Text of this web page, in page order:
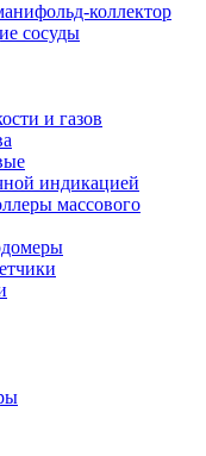
коллектор
сосуды
и газов
индикацией
массового